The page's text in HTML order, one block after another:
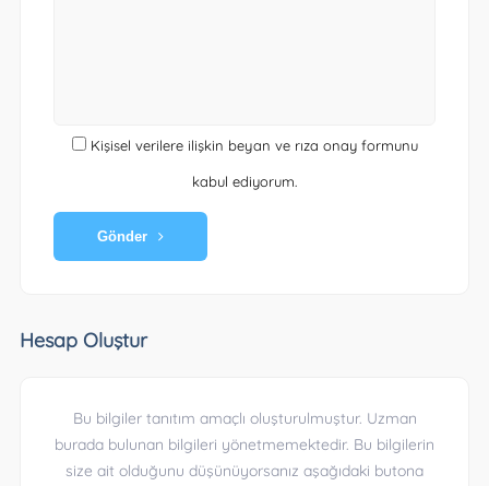
Kişisel verilere ilişkin beyan ve rıza onay formunu
kabul ediyorum.
Gönder
Hesap Oluştur
Bu bilgiler tanıtım amaçlı oluşturulmuştur. Uzman
burada bulunan bilgileri yönetmemektedir. Bu bilgilerin
size ait olduğunu düşünüyorsanız aşağıdaki butona